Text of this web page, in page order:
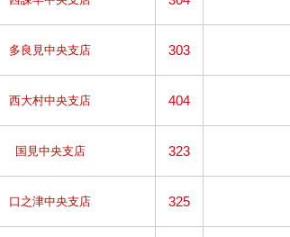
多良見中央支店 303
西大村中央支店 404
国見中央支店 323
口之津中央支店 325